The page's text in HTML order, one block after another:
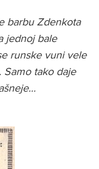
barbu Zdenkota
jednoj bale
runske vuni vele
Samo tako daje